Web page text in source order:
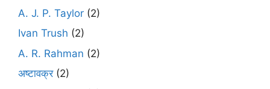
A. J. P. Taylor (2)
Ivan Trush (2)
A. R. Rahman (2)
अष्टावक्र(2)